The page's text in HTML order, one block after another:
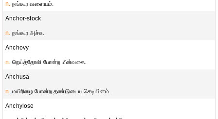
n. நங்கூர வளையம்.
Anchor-stock
n. நங்கூர அச்சு.
Anchovy
n. நெய்த்தோலி போன்ற மீன்வகை.
Anchusa
n. மயிரிழை போன்ற தண்டுடைய செடியினம்.
Anchylose